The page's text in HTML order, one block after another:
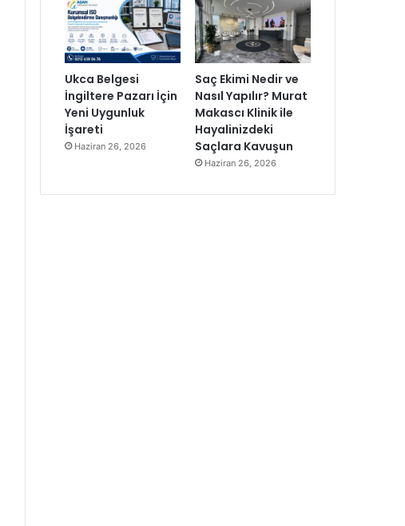
Ukca Belgesi
İngiltere Pazarı İçin
Yeni Uygunluk
İşareti
Haziran 26, 2026
Saç Ekimi Nedir ve
Nasıl Yapılır? Murat
Makascı Klinik ile
Hayalinizdeki
Saçlara Kavuşun
Haziran 26, 2026